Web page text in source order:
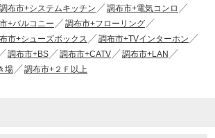
調布市+システムキッチン
調布市+電気コンロ
+バルコニー
調布市+フローリング
市+シューズボックス
調布市+TVインターホン
調布市+BS 調布市+CATV
調布市+LAN
場
調布市+２Ｆ以上